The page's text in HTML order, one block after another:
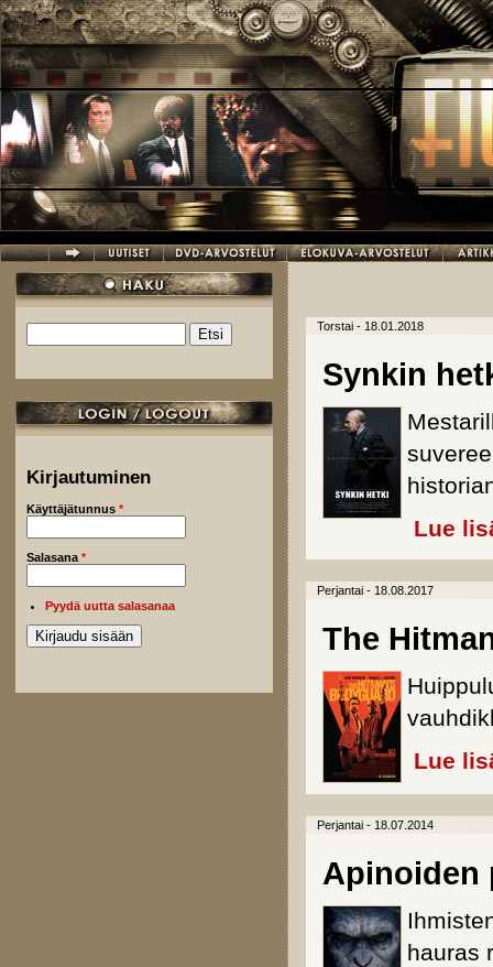
Hyppää pääsisältöön
Hakulomake
Kirjautuminen
Käyttäjätunnus *
Salasana *
Pyydä uutta salasanaa
Torstai - 18.01.2018
Synkin
Lue
Perjantai - 18.08.2017
The
Lue
Perjantai - 18.07.2014
Apinoiden
hauras